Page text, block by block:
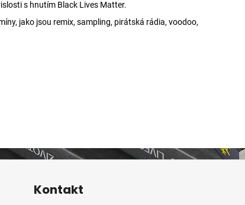
s hnutím Black Lives Matter.
jako jsou remix, sampling, pirátská rádia, voodoo,
Kontakt